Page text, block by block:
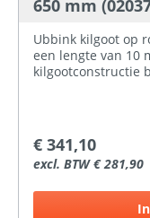
650 mm
Ubbink kilgoot op
een lengte van 10 meter. Als
kilgootconstructie
verwerken. Geen
stuiknaden. De
vormbaar en heeft
€ 341,10
excl. BTW € 281,90